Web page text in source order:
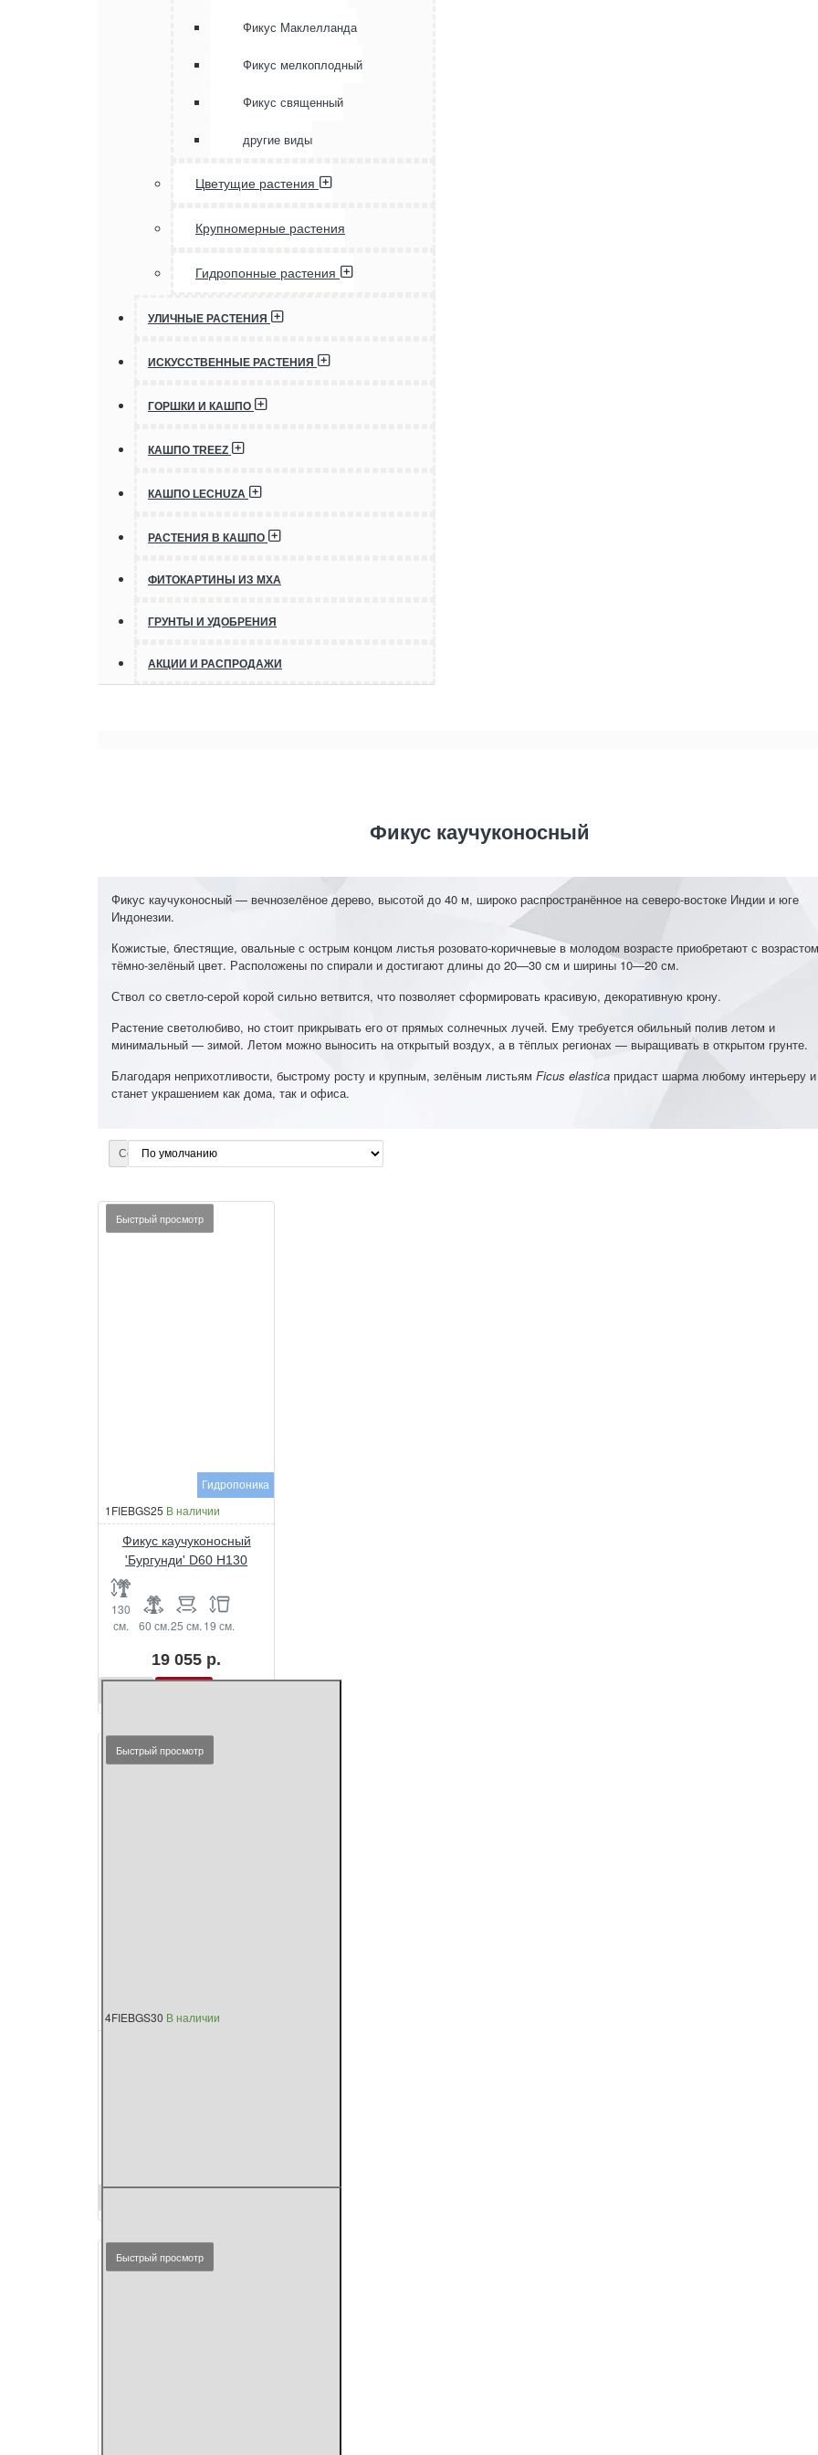
Фикус Маклелланда
Фикус мелкоплодный
Фикус священный
другие виды
Цветущие растения
Крупномерные растения
Гидропонные растения
УЛИЧНЫЕ РАСТЕНИЯ
ИСКУССТВЕННЫЕ РАСТЕНИЯ
ГОРШКИ И КАШПО
КАШПО TREEZ
КАШПО LECHUZA
РАСТЕНИЯ В КАШПО
ФИТОКАРТИНЫ ИЗ МХА
ГРУНТЫ И УДОБРЕНИЯ
АКЦИИ И РАСПРОДАЖИ
Фикус каучуконосный
Фикус каучуконосный — вечнозелёное дерево, высотой до 40 м, широко распространённое на северо-востоке Индии и юге
Индонезии.
Кожистые, блестящие, овальные с острым концом листья розовато-коричневые в молодом возрасте приобретают с возрастом
тёмно-зелёный цвет. Расположены по спирали и достигают длины до 20—30 см и ширины 10—20 см.
Ствол со светло-серой корой сильно ветвится, что позволяет сформировать красивую, декоративную крону.
Растение светолюбиво, но стоит прикрывать его от прямых солнечных лучей. Ему требуется обильный полив летом и
минимальный — зимой. Летом можно выносить на открытый воздух, а в тёплых регионах — выращивать в открытом грунте.
Благодаря неприхотливости, быстрому росту и крупным, зелёным листьям Ficus elastica придаст шарма любому интерьеру и
станет украшением как дома, так и офиса.
Сортировка:
Быстрый просмотр
Гидропоника
1FIEBGS25 В наличии
Фикус каучуконосный
'Бургунди' D60 H130
130
см.
60 см.25 см.19 см.
19 055 р.
каучуконосный
D60
H130Быстрый просмотр
4FIEBGS30 В наличии
каучуконосный
D65
H140Быстрый просмотр